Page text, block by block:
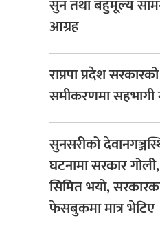
सुन तथा बहुमूल्य
आग्रह
राप्रपा प्रदेश
समीकरणमा सहभागी
सुनसरीको
घटनामा सरकार
सिमित भयो,
फेसबुकमा मात्र भेटिए